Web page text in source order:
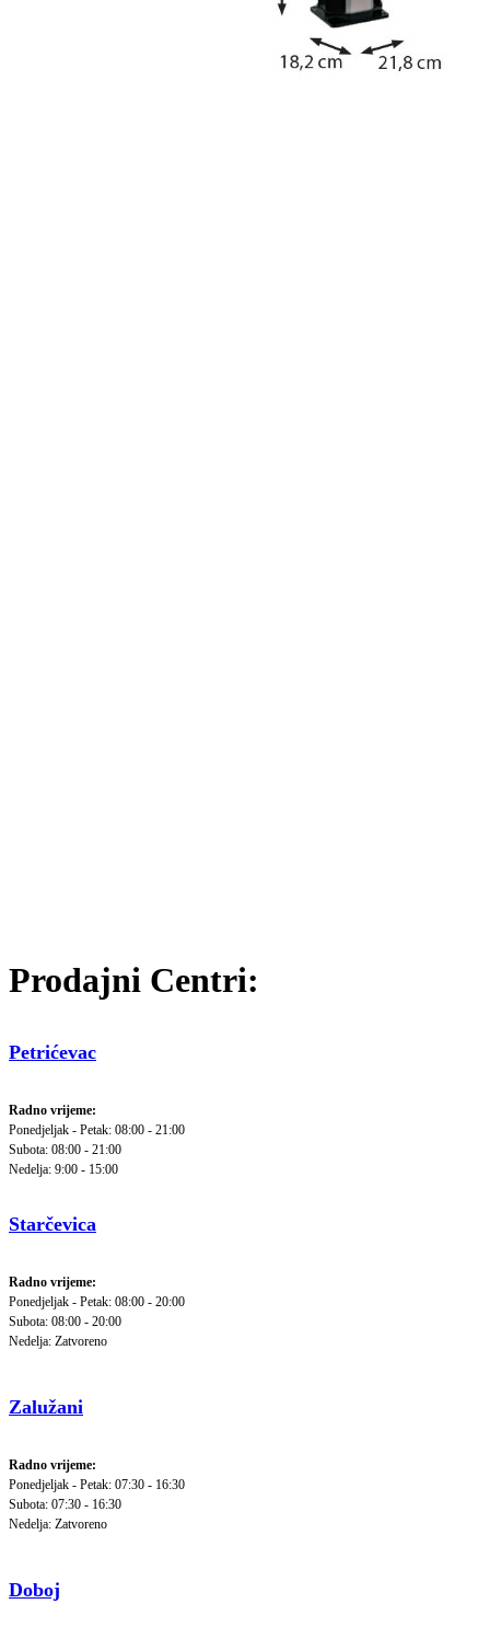
Prodajni Centri:
Petrićevac
Radno vrijeme:
Ponedjeljak - Petak: 08:00 - 21:00
Subota: 08:00 - 21:00
Nedelja: 9:00 - 15:00
Starčevica
Radno vrijeme:
Ponedjeljak - Petak: 08:00 - 20:00
Subota: 08:00 - 20:00
Nedelja: Zatvoreno
Zalužani
Radno vrijeme:
Ponedjeljak - Petak: 07:30 - 16:30
Subota: 07:30 - 16:30
Nedelja: Zatvoreno
Doboj